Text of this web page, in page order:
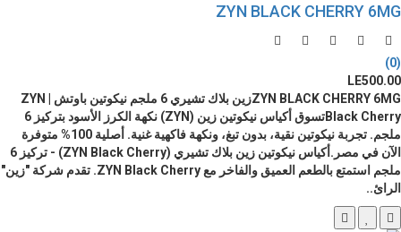
ZYN BLACK CHERRY 6MG
(0)
LE500.00
ZYN BLACK CHERRY 6MGزين بلاك تشيري 6 ملجم نيكوتين باوتش | ZYN
Black Cherryتسوق أكياس نيكوتين زين (ZYN) نكهة الكرز الأسود بتركيز 6
ملجم. تجربة نيكوتين نقية، بدون تبغ، ونكهة فاكهية غنية. أصلية 100% متوفرة
الآن في مصر.أكياس نيكوتين زين بلاك تشيري (ZYN Black Cherry) - تركيز 6
ملجم استمتع بالطعم العميق والفاخر مع ZYN Black Cherry. تقدم شركة "زين"
الرائ..